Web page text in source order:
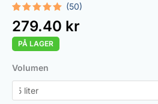
Bedømt
som4.94
ud af 5
baseret
på
50
(50)
279.40 kr
PÅ LAGER
Volumen
Water
Repellent
All